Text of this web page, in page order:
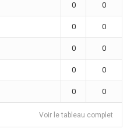
0 0
0 0
0 0
0 0
0 0
Voir le tableau complet